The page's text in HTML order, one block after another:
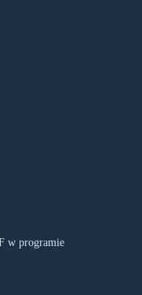
w programie